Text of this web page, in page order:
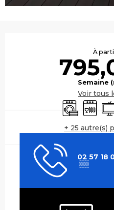
À
Semaine
Voir tous
Lave linge
Lave
+ 25 autre(s)
02 57 18
▒▒